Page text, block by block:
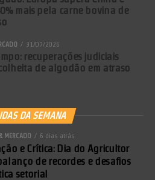
mais pela carne bovina de
31/07/2026
recuperações judiciais
de algodão em atraso
DA SEMANA
MERCADO 6 dias atrás
e Crítica: Dia do Agricultor
de recordes e desafios
setorial